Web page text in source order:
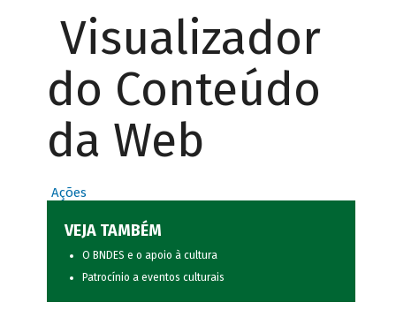
Visualizador
do Conteúdo
da Web
Ações
VEJA TAMBÉM
O BNDES e o apoio à cultura
Patrocínio a eventos culturais